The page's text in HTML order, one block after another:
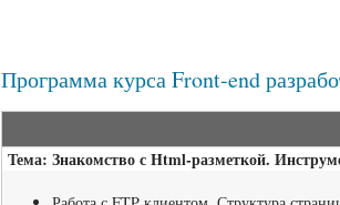
Программа курса Front-end
Тема: Знакомство с Html-разметкой.